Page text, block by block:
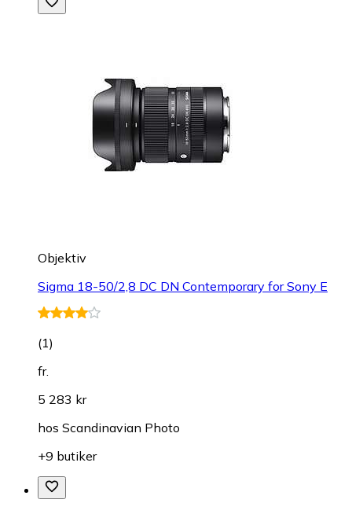
Objektiv
Sigma 18-50/2,8 DC DN Contemporary for Sony E
(1)
fr.
5 283 kr
hos Scandinavian Photo
+9 butiker